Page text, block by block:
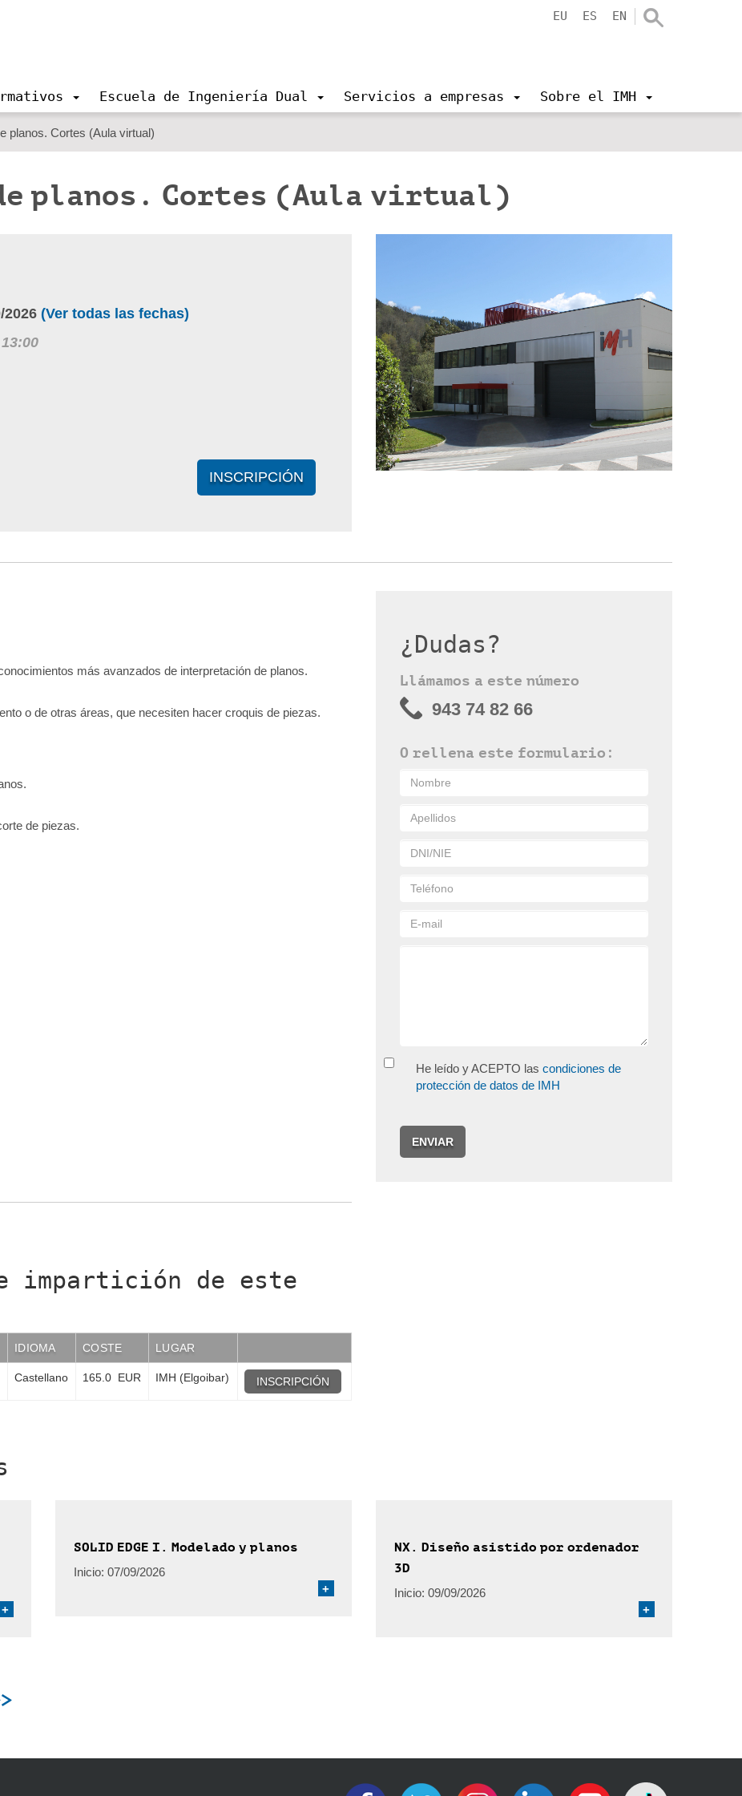
EU ES EN
Escuela de Ingeniería Dual Servicios a empresas Sobre el IMH
planos. Cortes (Aula virtual)
planos. Cortes (Aula virtual)
2026 (Ver todas las fechas)
13:00
INSCRIPCIÓN
más avanzados de interpretación de planos.
o de otras áreas, que necesiten hacer croquis de piezas.
de piezas.
impartición de este
IDIOMA COSTE LUGAR
Castellano 165.0 EUR IMH (Elgoibar) INSCRIPCIÓN
¿Dudas?
Llámamos a este número
943 74 82 66
O rellena este formulario:
He leído y ACEPTO las condiciones de
protección de datos de IMH
ENVIAR
+
SOLID EDGE I. Modelado y planos
Inicio: 07/09/2026
+
NX. Diseño asistido por ordenador
3D
Inicio: 09/09/2026
+